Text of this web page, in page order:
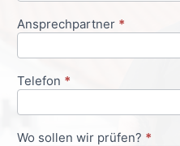
Ansprechpartner *
Telefon *
Wo sollen wir prüfen? *